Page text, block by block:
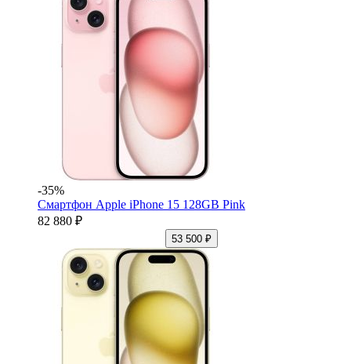
-35%
Смартфон Apple iPhone 15 128GB Pink
82 880 ₽
53 500 ₽